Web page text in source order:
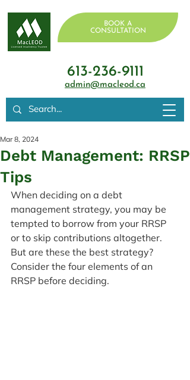
BOOK A
CONSULTATION
613-236-9111
admin@macleod.ca
Debt Management: RRSP
Tips
Mar 8, 2024
When deciding on a debt
management strategy, you may be
tempted to borrow from your RRSP
or to skip contributions altogether.
But are these the best strategy?
Consider the four elements of an
RRSP before deciding.